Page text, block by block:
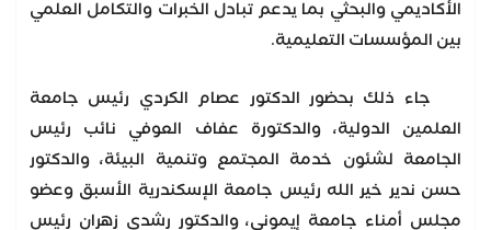
الأكاديمي والبحثي بما يدعم تبادل الخبرات والتكامل العلمي
بين المؤسسات التعليمية.
جاء ذلك بحضور الدكتور عصام الكردي رئيس جامعة
العلمين الدولية، والدكتورة عفاف العوفي نائب رئيس
الجامعة لشئون خدمة المجتمع وتنمية البيئة، والدكتور
حسن ندير خير الله رئيس جامعة الإسكندرية الأسبق وعضو
مجلس أمناء جامعة إيموني، والدكتور رشدي زهران رئيس